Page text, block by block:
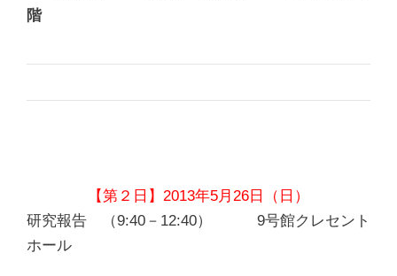
階
【第２日】2013年5月26日（日）
研究報告 （9:40－12:40） 9号館クレセント
ホール